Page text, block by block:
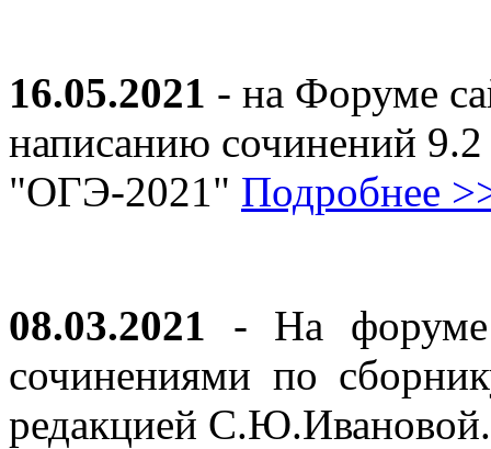
16.05.2021 - на Форуме
написанию сочинений
"ОГЭ-2021" Подробнее
08.03.2021 - На форуме
сочинениями по
редакцией